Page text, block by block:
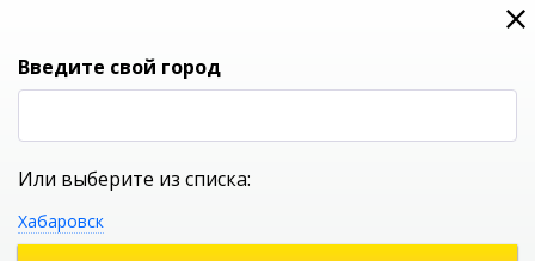
0
УНИВЕРСАЛЬНЫЙ ИНТЕРНЕТ МАГАЗИН
Введите свой город
Или выберите из списка:
Хабаровск